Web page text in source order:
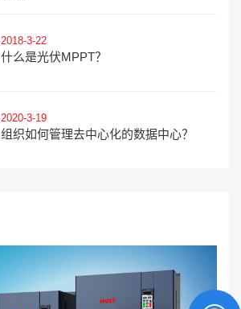
2018-3-22
什么是光伏MPPT？
2020-3-19
组织如何管理去中心化的数据中心？